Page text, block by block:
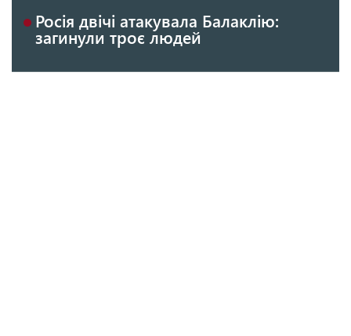
Росія двічі атакувала Балаклію:
загинули троє людей